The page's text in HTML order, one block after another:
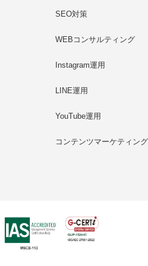
SEO対策
WEBコンサルティング
Instagram運用
LINE運用
YouTube運用
コンテンツマーケティング